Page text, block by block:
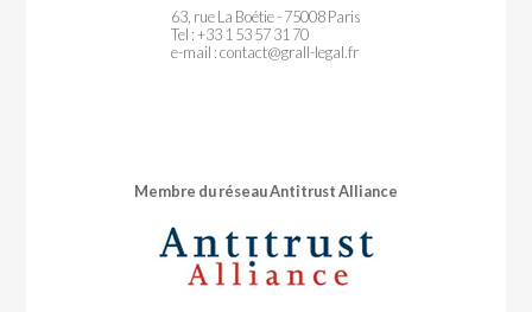
63, rue La Boétie - 75008 Paris
Tel : +33 1 53 57 31 70
e-mail :contact@grall-legal.fr
Membre du réseau Antitrust Alliance